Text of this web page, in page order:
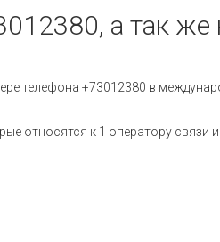
а так
телефона +73012380 в
относятся к 1 оператору связи и